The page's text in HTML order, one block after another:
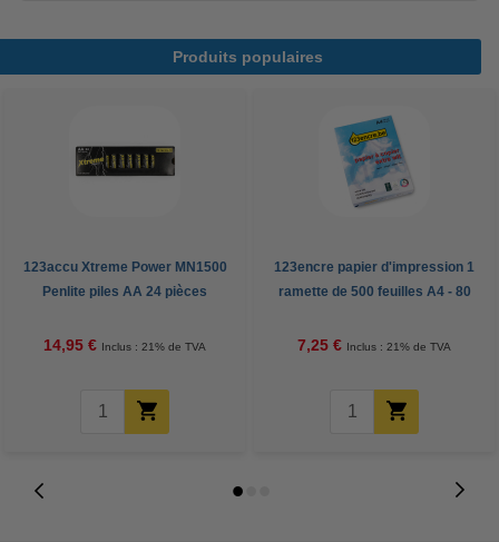
Produits populaires
123accu Xtreme Power MN1500
Penlite piles AA 24 pièces
14,95 € Inclus : 21% de TVA
123encre papier d'impression 1
ramette de 500 feuilles A4 - 80
7,25 € Inclus : 21% de TVA